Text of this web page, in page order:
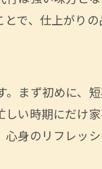
ためのヒント
週末をもっと楽
を増やす方法
の活用法
る週末の過ごし
増やすための選択
で、仕上がりの
まず初めに、
い時期にだけ
身のリフレッ